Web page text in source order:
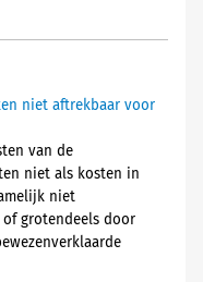
niet aftrekbaar voor
van de
niet als kosten in
niet
grotendeels door